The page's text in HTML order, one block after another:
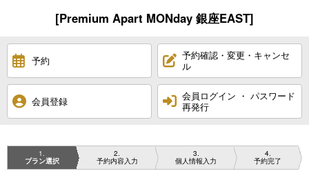
[Premium Apart MONday 銀座EAST]
予約
予約確認・変更・キャンセ
ル
会員登録
会員ログイン ・ パスワード
再発行
1
プラン選択
2
予約内容入力
3
個人情報入力
4
予約完了